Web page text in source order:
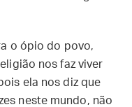
o ópio do povo,
nos faz viver
ela nos diz que
neste mundo, não